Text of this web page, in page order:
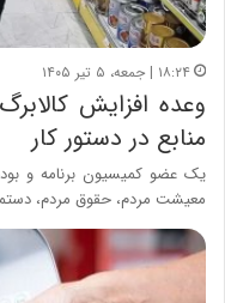
۱۸:۲۴ | جمعه، ۵ تیر ۱۴۰۵
وعده افزایش
منابع در دستور کار
یک عضو کمیسیون برنامه و
معیشت مردم، حقوق مردم،